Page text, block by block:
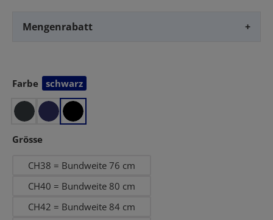
Mengenrabatt +
Farbe
auswählenschwarz
Grösse
CH38 = Bundweite 76 cm
CH40 = Bundweite 80 cm
CH42 = Bundweite 84 cm